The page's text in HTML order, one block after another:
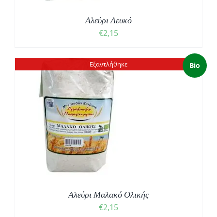
Αλεύρι Λευκό
€2,15
Εξαντλήθηκε Bio
Αλεύρι Μαλακό Ολικής
€2,15